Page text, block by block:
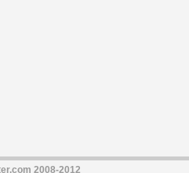
2008-2012